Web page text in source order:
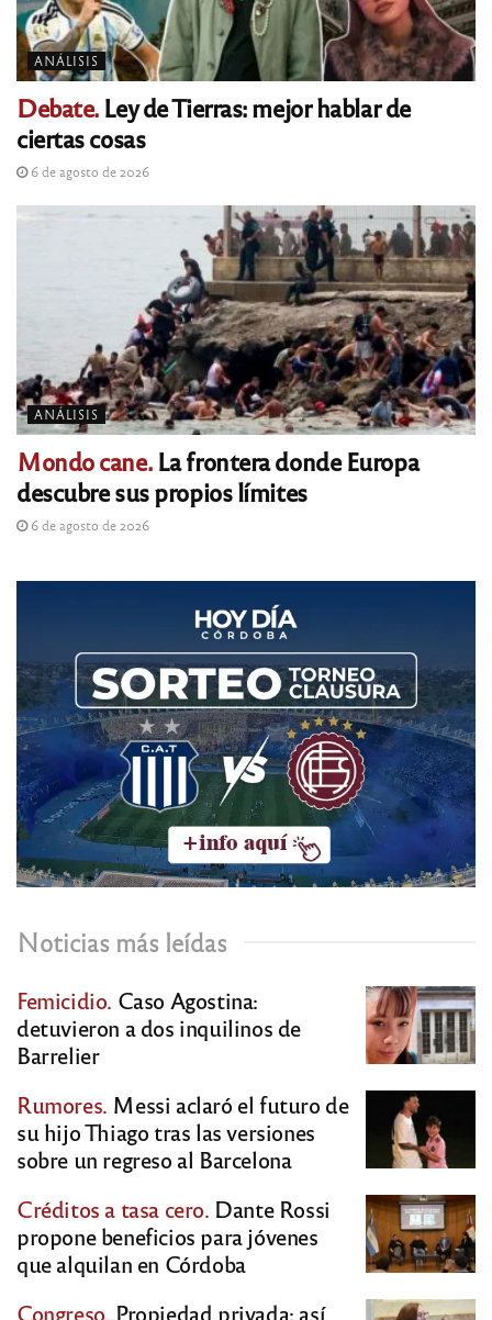
ANÁLISIS
Debate.Ley de Tierras: mejor hablar de
ciertas cosas
6 de agosto de 2026
ANÁLISIS
Mondo cane.La frontera donde Europa
descubre sus propios límites
6 de agosto de 2026
Noticias más leídas
Femicidio. Caso Agostina:
detuvieron a dos inquilinos de
Barrelier
Rumores. Messi aclaró el futuro de
su hijo Thiago tras las versiones
sobre un regreso al Barcelona
Créditos a tasa cero. Dante Rossi
propone beneficios para jóvenes
que alquilan en Córdoba
Congreso. Propiedad privada: así